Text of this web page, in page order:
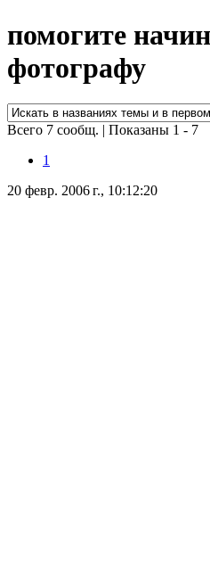
помогите
фотографу
Всего 7 сообщ. | Показаны 1 - 7
1
20 февр. 2006 г., 10:12:20